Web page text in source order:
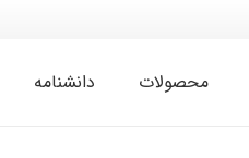
محصولات دانشنامه